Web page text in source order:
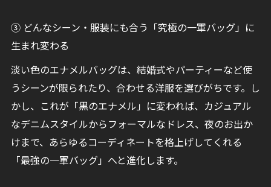
③ どんなシーン・服装にも合う「究極の一軍バッグ」に
生まれ変わる
淡い色のエナメルバッグは、結婚式やパーティーなど使
うシーンが限られたり、合わせる洋服を選びがちです。し
かし、これが「黒のエナメル」に変われば、カジュアル
なデニムスタイルからフォーマルなドレス、夜のお出か
けまで、あらゆるコーディネートを格上げしてくれる
「最強の一軍バッグ」へと進化します。